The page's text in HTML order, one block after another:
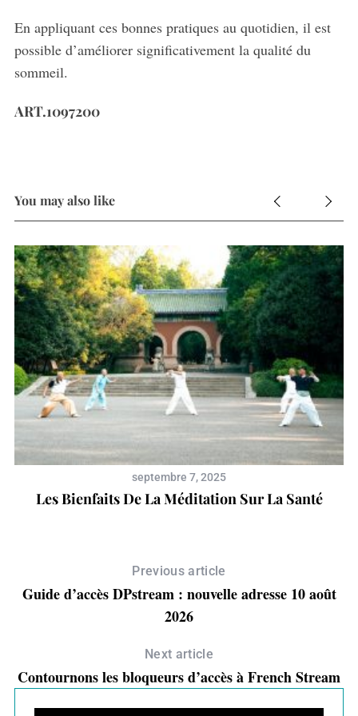
En appliquant ces bonnes pratiques au quotidien, il est
possible d’améliorer significativement la qualité du
sommeil.
ART.1097200
You may also like
septembre 7, 2025
Les Bienfaits De La Méditation Sur La Santé
Previous article
Guide d’accès DPstream : nouvelle adresse 10 août
2026
Next article
Contournons les bloqueurs d’accès à French Stream